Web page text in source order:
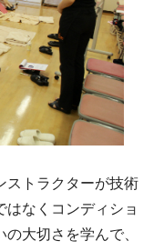
ストラクターが技術
はなくコンディショ
大切さを学んで、